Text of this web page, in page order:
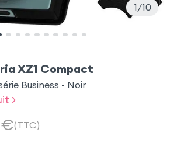
1 10
XZ1 Compact
Business - Noir
>
€(TTC)